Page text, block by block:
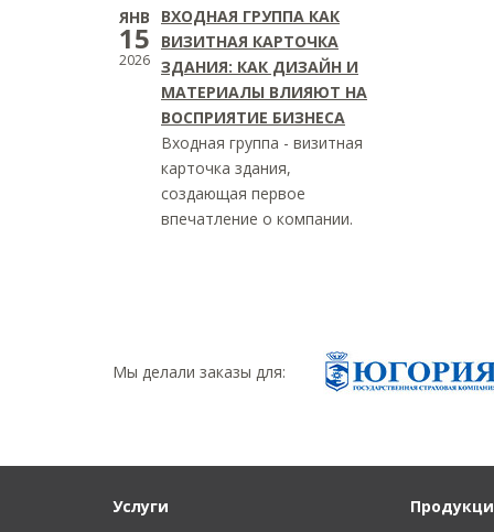
ЯНВ
15
2026
ВХОДНАЯ ГРУППА КАК
ВИЗИТНАЯ КАРТОЧКА
ЗДАНИЯ: КАК ДИЗАЙН И
МАТЕРИАЛЫ ВЛИЯЮТ НА
ВОСПРИЯТИЕ БИЗНЕСА
Входная группа - визитная
карточка здания,
создающая первое
впечатление о компании.
Мы делали заказы для:
Услуги